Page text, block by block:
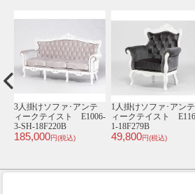
受注生産専用 ソファ･ア
ンティークテイスト
order-type-k
134,600円(税込)
ショーケース･アンティ
ークテイスト E4013-
1.2-18
64,800円(税込)